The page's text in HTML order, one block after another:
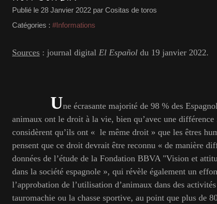
Publié le 28 Janvier 2022 par Cositas de toros
Catégories : #Informations
Sources : journal digital El Español du 19 janvier 2022.
Une écrasante majorité de 98 % des
animaux ont le droit à la vie, bien qu’avec une
considèrent qu’ils ont « le même droit » que les êtres
pensent que ce droit devrait être reconnu « de manière
données de l’étude de la Fondation BBVA "Vision et
dans la société espagnole », qui révèle également un
l’approbation de l’utilisation d’animaux dans des
tauromachie ou la chasse sportive, au point que plus de